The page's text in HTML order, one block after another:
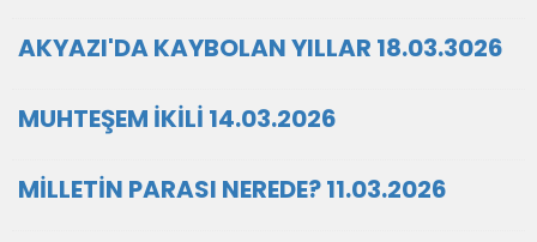
AKYAZI'DA KAYBOLAN YILLAR 18.03.3026
MUHTEŞEM İKİLİ 14.03.2026
MİLLETİN PARASI NEREDE? 11.03.2026